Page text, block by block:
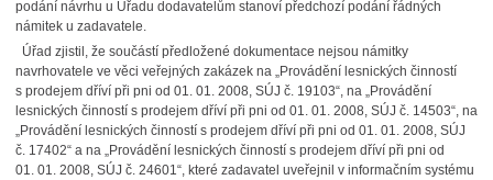
podání návrhu u Úřadu dodavatelům stanoví předchozí podání řádných
námitek u zadavatele.
Úřad zjistil, že součástí předložené dokumentace nejsou námitky
navrhovatele ve věci veřejných zakázek na „Provádění lesnických činností
s prodejem dříví při pni od 01. 01. 2008, SÚJ č. 19103“, na „Provádění
lesnických činností s prodejem dříví při pni od 01. 01. 2008, SÚJ č. 14503“, na
„Provádění lesnických činností s prodejem dříví při pni od 01. 01. 2008, SÚJ
č. 17402“ a na „Provádění lesnických činností s prodejem dříví při pni od
01. 01. 2008, SÚJ č. 24601“, které zadavatel uveřejnil v informačním systému